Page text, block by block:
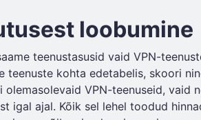
loobumine
teenustasusid vaid VPN-
kohta edetabelis, skoori
VPN-teenuseid, vaid
igal ajal. Kõik sel lehel toodud